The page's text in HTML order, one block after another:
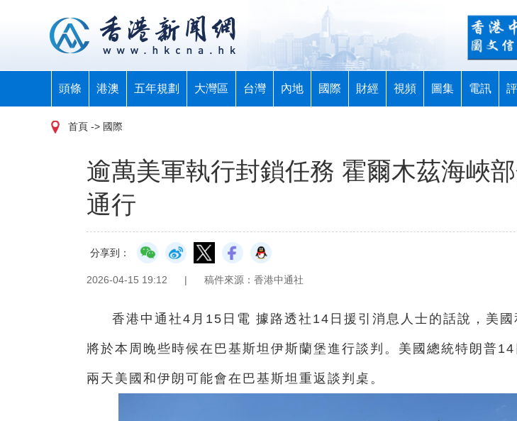
頭條 港澳 五年規劃 大灣區 台灣 內地 國際 財經 視頻 圖集 電訊
首頁 -> 國際
逾萬美軍執行封鎖任務 霍爾木茲海峽
通行
分享到：
2026-04-15 19:12 | 稿件來源：香港中通社
香港中通社4月15日電 據路透社14日援引消息人士的話說，美國
將於本周晚些時候在巴基斯坦伊斯蘭堡進行談判。美國總統特朗普
兩天美國和伊朗可能會在巴基斯坦重返談判桌。